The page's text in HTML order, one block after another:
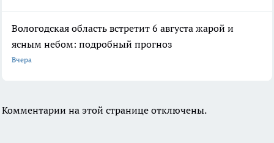
Вологодская область встретит 6 августа жарой и
ясным небом: подробный прогноз
Вчера
Комментарии на этой странице отключены.